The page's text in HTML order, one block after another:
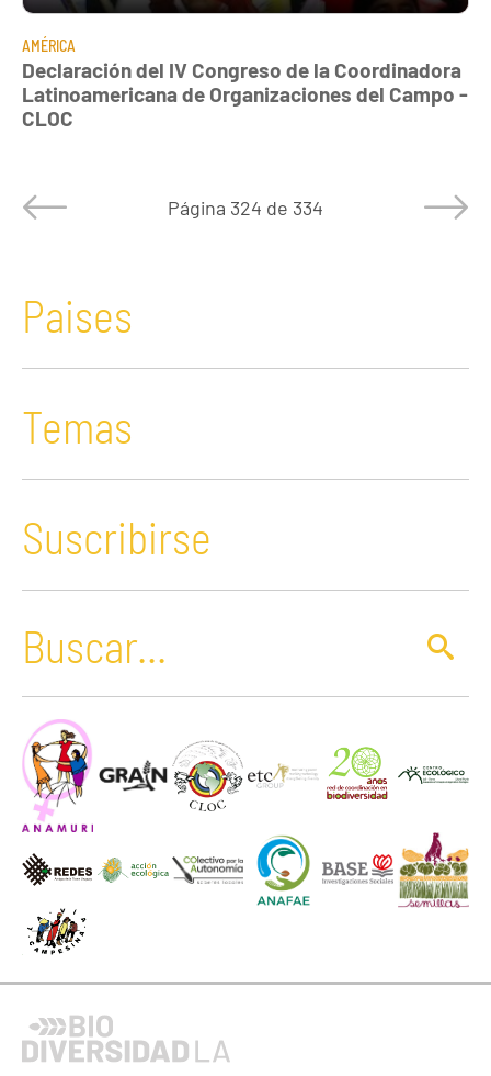
AMÉRICA
Declaración del IV Congreso de la Coordinadora
Latinoamericana de Organizaciones del Campo -
CLOC
Página 324 de 334
Paises
Temas
Suscribirse